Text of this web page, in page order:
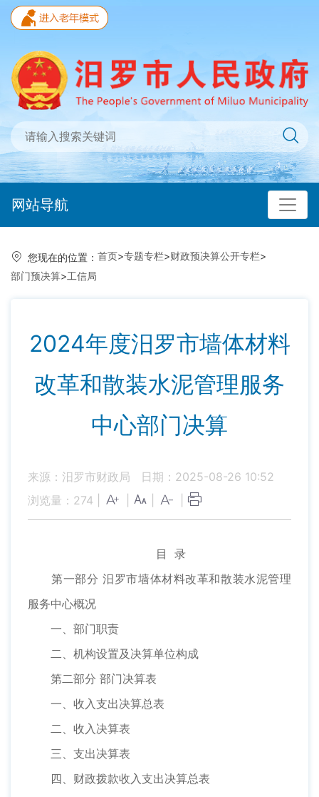
网站导航
您现在的位置： 首页>专题专栏>财政预决算公开专栏>
部门预决算>工信局
2024年度汨罗市墙体材料
改革和散装水泥管理服务
中心部门决算
来源：汨罗市财政局
日期：2025-08-26 10:52
浏览量： 274
目 录
第一部分 汨罗市墙体材料改革和散装水泥管理
服务中心概况
一、部门职责
二、机构设置及决算单位构成
第二部分 部门决算表
一、收入支出决算总表
二、收入决算表
三、支出决算表
四、财政拨款收入支出决算总表